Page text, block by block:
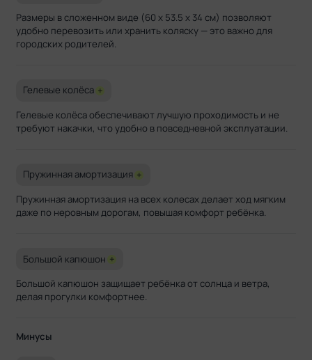
Размеры в сложенном виде (60 х 53.5 х 34 см) позволяют
удобно перевозить или хранить коляску — это важно для
городских родителей.
Гелевые колёса +
Гелевые колёса обеспечивают лучшую проходимость и не
требуют накачки, что удобно в повседневной эксплуатации.
Пружинная амортизация +
Пружинная амортизация на всех колесах делает ход мягким
даже по неровным дорогам, повышая комфорт ребёнка.
Большой капюшон +
Большой капюшон защищает ребёнка от солнца и ветра,
делая прогулки комфортнее.
Минусы